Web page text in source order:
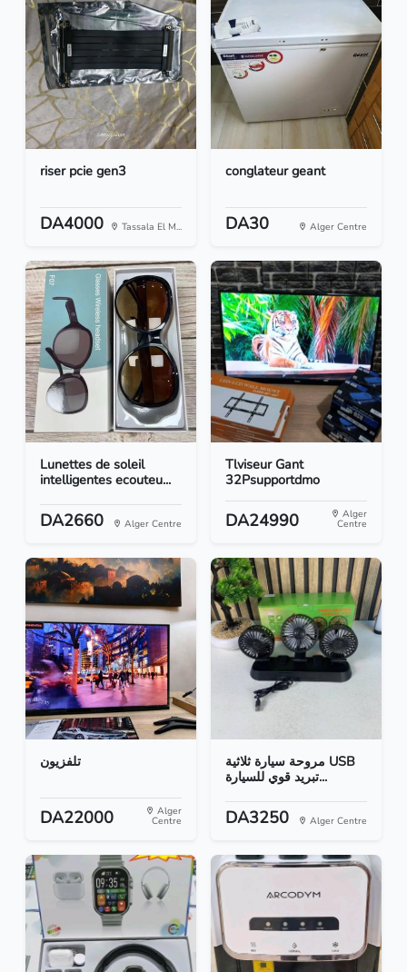
riser pcie gen3
DA4000 Tassala El M...
conglateur geant
DA30 Alger Centre
Lunettes de soleil
intelligentes ecouteu...
DA2660 Alger Centre
Tlviseur Gant
32Psupportdmo
DA24990 Alger
Centre
تلفزيون
DA22000 Alger
Centre
مروحة سيارة ثلاثية USB
تبريد قوي للسيارة...
DA3250 Alger Centre